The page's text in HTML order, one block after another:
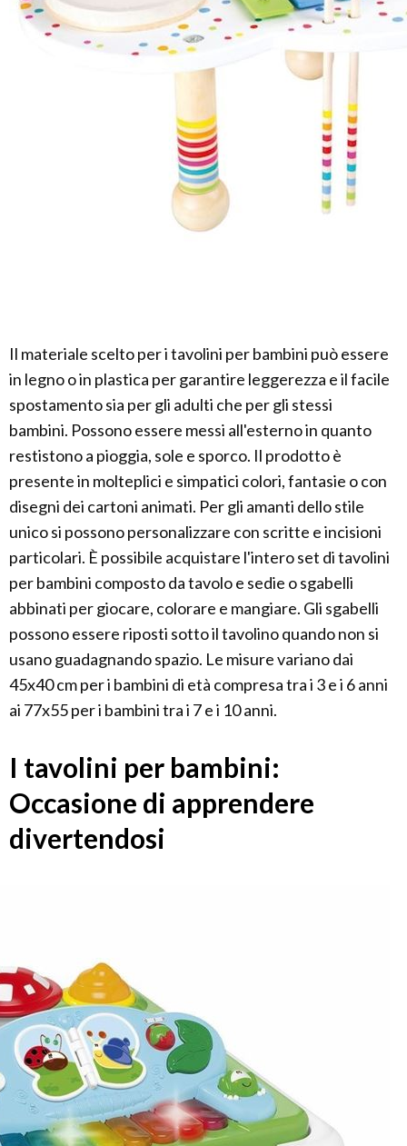
Il materiale scelto per i tavolini per bambini può essere
in legno o in plastica per garantire leggerezza e il facile
spostamento sia per gli adulti che per gli stessi
bambini. Possono essere messi all'esterno in quanto
restistono a pioggia, sole e sporco. Il prodotto è
presente in molteplici e simpatici colori, fantasie o con
disegni dei cartoni animati. Per gli amanti dello stile
unico si possono personalizzare con scritte e incisioni
particolari. È possibile acquistare l'intero set di tavolini
per bambini composto da tavolo e sedie o sgabelli
abbinati per giocare, colorare e mangiare. Gli sgabelli
possono essere riposti sotto il tavolino quando non si
usano guadagnando spazio. Le misure variano dai
45x40 cm per i bambini di età compresa tra i 3 e i 6 anni
ai 77x55 per i bambini tra i 7 e i 10 anni.
I tavolini per bambini:
Occasione di apprendere
divertendosi